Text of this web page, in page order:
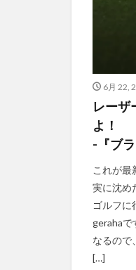
6月 22,
レーザ
よ！
-『ブ
これが最
実に沈め
ゴルフに
gerahaで
なるので
[…]